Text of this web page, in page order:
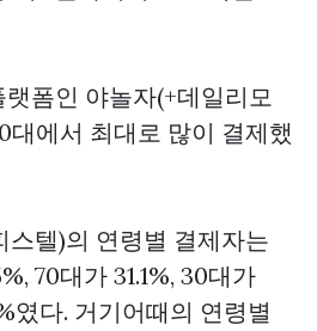
랫폼인 야놀자(+데일리모
대에서 최대로 많이 결제했
스텔)의 연령별 결제자는
70대가 31.1%, 30대가
였다. 거기어때의 연령별